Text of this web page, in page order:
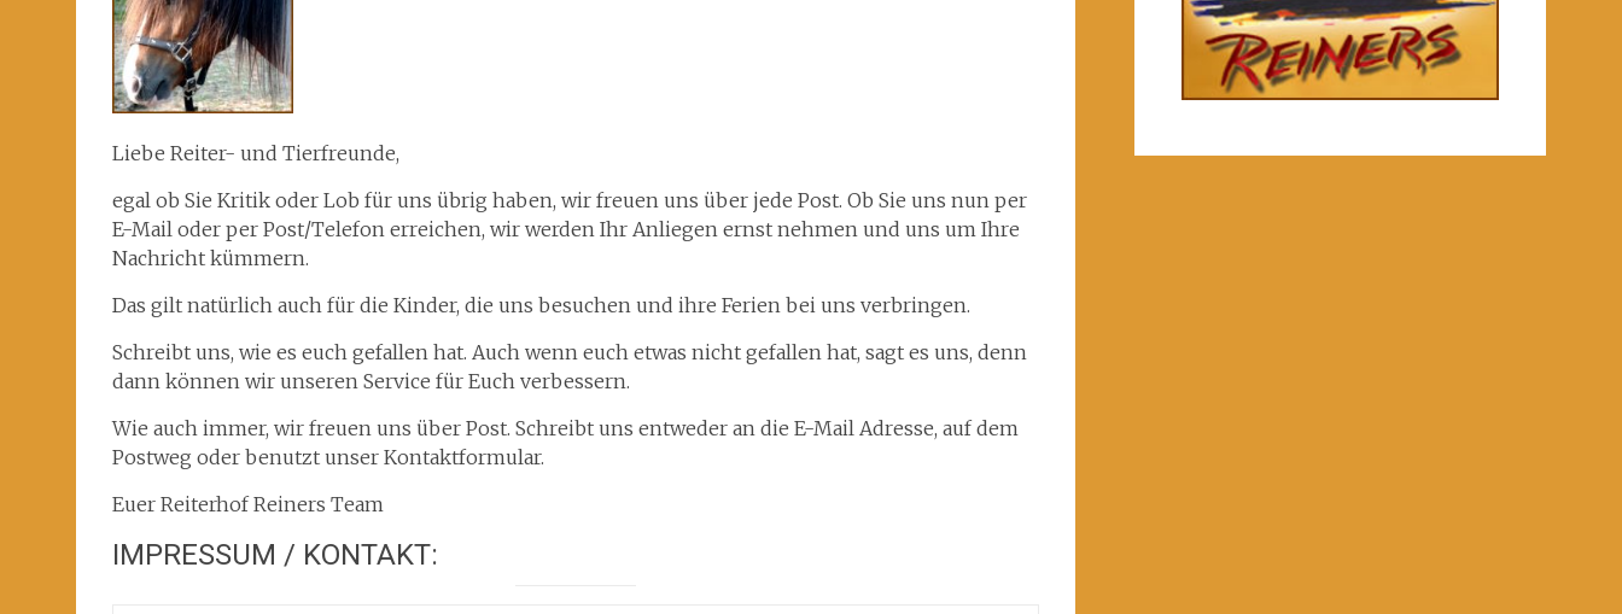
Liebe Reiter- und Tierfreunde,
egal ob Sie Kritik oder Lob für uns übrig haben, wir freuen uns über jede Post. Ob Sie uns nun per
E-Mail oder per Post/Telefon erreichen, wir werden Ihr Anliegen ernst nehmen und uns um Ihre
Nachricht kümmern.
Das gilt natürlich auch für die Kinder, die uns besuchen und ihre Ferien bei uns verbringen.
Schreibt uns, wie es euch gefallen hat. Auch wenn euch etwas nicht gefallen hat, sagt es uns, denn
dann können wir unseren Service für Euch verbessern.
Wie auch immer, wir freuen uns über Post. Schreibt uns entweder an die E-Mail Adresse, auf dem
Postweg oder benutzt unser Kontaktformular.
Euer Reiterhof Reiners Team
IMPRESSUM / KONTAKT: